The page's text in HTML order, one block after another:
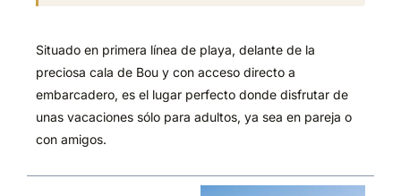
Situado en primera línea de playa, delante de la
preciosa cala de Bou y con acceso directo a
embarcadero, es el lugar perfecto donde disfrutar de
unas vacaciones sólo para adultos, ya sea en pareja o
con amigos.